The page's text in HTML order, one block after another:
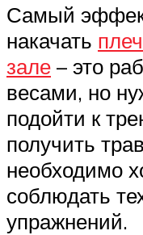
Самый
накачать
зале – это
весами, но
подойти к
получить
необходимо
соблюдать
упражнений.